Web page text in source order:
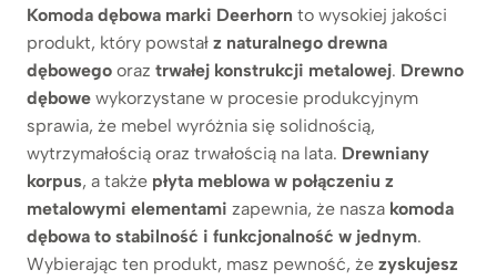
Komoda dębowa marki Deerhorn to wysokiej jakości
produkt, który powstał z naturalnego drewna
dębowego oraz trwałej konstrukcji metalowej. Drewno
dębowe wykorzystane w procesie produkcyjnym
sprawia, że mebel wyróżnia się solidnością,
wytrzymałością oraz trwałością na lata. Drewniany
korpus, a także płyta meblowa w połączeniu z
metalowymi elementami zapewnia, że nasza komoda
dębowa to stabilność i funkcjonalność w jednym.
Wybierając ten produkt, masz pewność, że zyskujesz